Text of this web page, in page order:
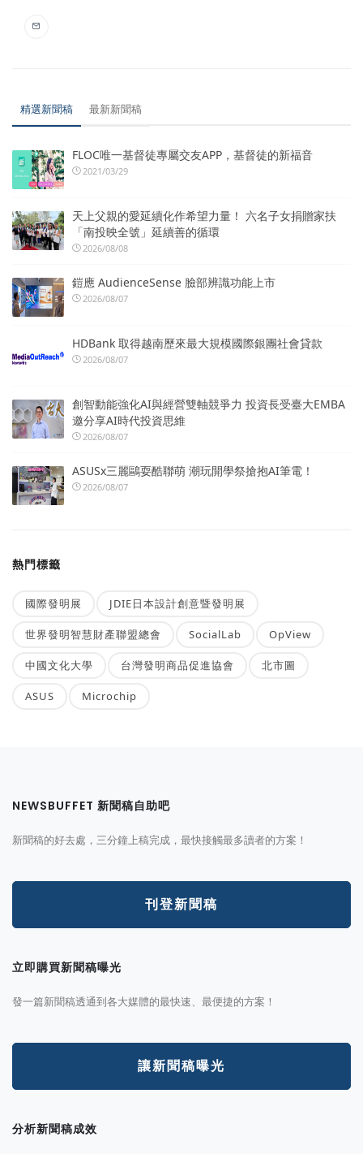
精選新聞稿 最新新聞稿
FLOC唯一基督徒專屬交友APP，基督徒的新福音
2021/03/29
天上父親的愛延續化作希望力量！ 六名子女捐贈家扶
「南投映全號」延續善的循環
2026/08/08
鎧應 AudienceSense 臉部辨識功能上市
2026/08/07
HDBank 取得越南歷來最大規模國際銀團社會貸款
2026/08/07
創智動能強化AI與經營雙軸競爭力 投資長受臺大EMBA
邀分享AI時代投資思維
2026/08/07
ASUSx三麗鷗耍酷聯萌 潮玩開學祭搶抱AI筆電！
2026/08/07
熱門標籤
國際發明展 JDIE日本設計創意暨發明展
世界發明智慧財產聯盟總會 SocialLab OpView
中國文化大學 台灣發明商品促進協會 北市圖
ASUS Microchip
NEWSBUFFET 新聞稿自助吧
新聞稿的好去處，三分鐘上稿完成，最快接觸最多讀者的方案！
刊登新聞稿
立即購買新聞稿曝光
發一篇新聞稿透通到各大媒體的最快速、最便捷的方案！
讓新聞稿曝光
分析新聞稿成效